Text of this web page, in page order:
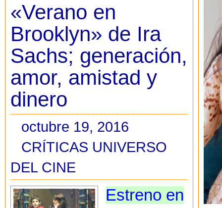
«Verano en
Brooklyn» de Ira
Sachs; generación,
amor, amistad y
dinero
octubre 19, 2016
CRÍTICAS UNIVERSO
DEL CINE
Estreno en